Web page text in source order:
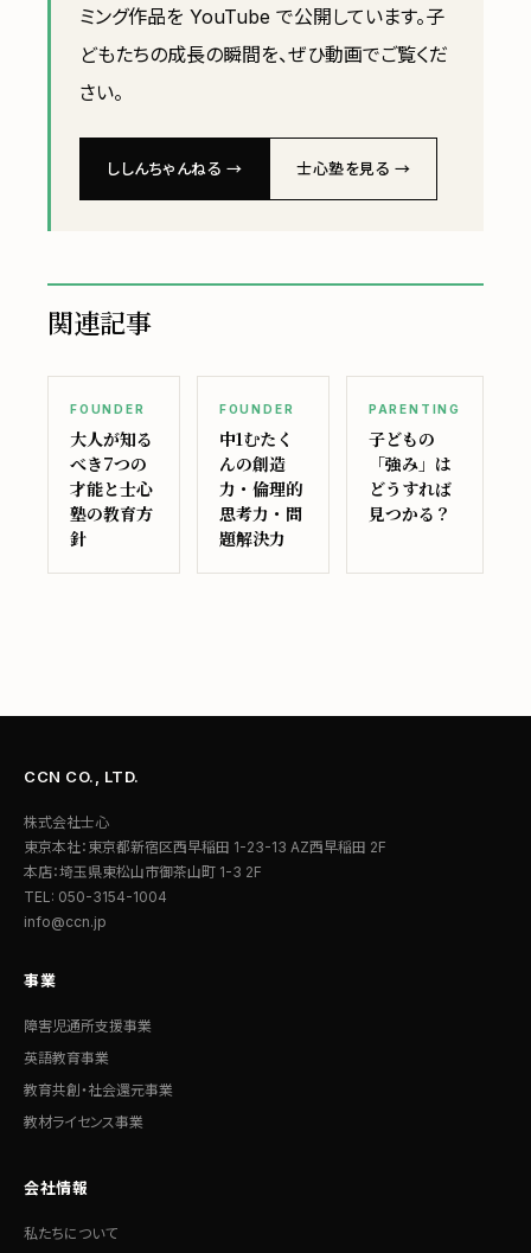
ミング作品を YouTube で公開しています。子
どもたちの成長の瞬間を、ぜひ動画でご覧くだ
さい。
ししんちゃんねる → 士心塾を見る →
関連記事
FOUNDER
大人が知る
べき7つの
才能と士心
塾の教育方
針
FOUNDER
中1むたく
んの創造
力・倫理的
思考力・問
題解決力
PARENTING
子どもの
「強み」は
どうすれば
見つかる？
CCN CO., LTD.
株式会社士心
東京本社：東京都新宿区西早稲田 1-23-13 AZ西早稲田 2F
本店：埼玉県東松山市御茶山町 1-3 2F
TEL: 050-3154-1004
info@ccn.jp
事業
障害児通所支援事業
英語教育事業
教育共創・社会還元事業
教材ライセンス事業
会社情報
私たちについて